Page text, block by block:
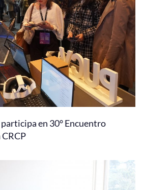
en 30° Encuentro